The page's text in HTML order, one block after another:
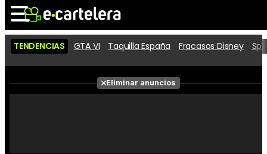
Noticias Cartelera
Películas
TENDENCIAS GTA VI Taquilla España Fracasos Disney
Eliminar anuncios